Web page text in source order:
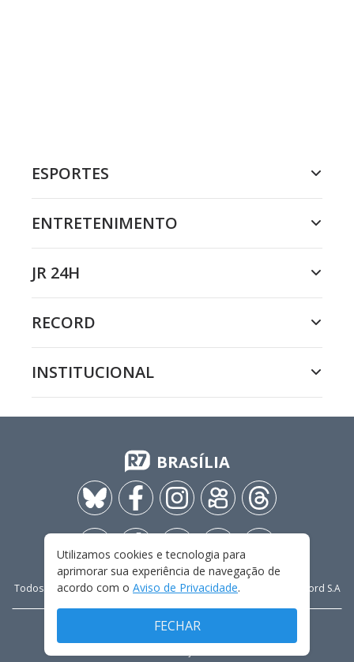
ESPORTES
ENTRETENIMENTO
JR 24H
RECORD
INSTITUCIONAL
BRASÍLIA
Todos os direitos reservados - 2009-2026- Rádio e Televisão Record S.A
FALE CONOSCO
Utilizamos cookies e tecnologia para
aprimorar sua experiência de navegação de
acordo com o Aviso de Privacidade.
FECHAR